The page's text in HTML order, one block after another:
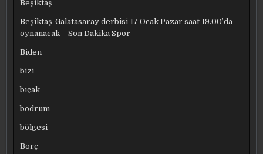
Beşiktaş
Beşiktaş-Galatasaray derbisi 17 Ocak Pazar saat 19.00’da
oynanacak – Son Dakika Spor
Biden
bizi
bıçak
bodrum
bölgesi
Borç